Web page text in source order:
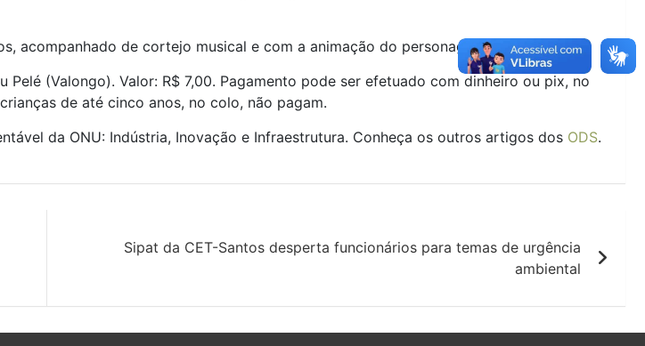
acompanhado de cortejo musical e com a animação do personagem Cara de Papel.
(Valongo). Valor: R$ 7,00. Pagamento pode ser efetuado com dinheiro ou pix, no
de até cinco anos, no colo, não pagam.
da ONU: Indústria, Inovação e Infraestrutura. Conheça os outros artigos dos ODS.
Sipat da CET-Santos desperta funcionários para temas de urgência
ambiental